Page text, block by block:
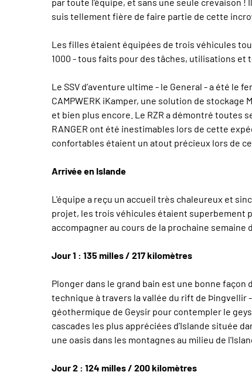
suis tellement fière de faire partie de cette
Les filles étaient équipées de trois véhicules
1000 - tous faits pour des tâches, utilisations et
Le SSV d’aventure ultime - le General - a été
CAMPWERK iKamper, une solution de
et bien plus encore. Le RZR a démontré toutes
RANGER ont été inestimables lors de cette
confortables étaient un atout précieux lors de ce
Arrivée en Islande
L'équipe a reçu un accueil très chaleureux et
projet, les trois véhicules étaient superbement
accompagner au cours de la prochaine semaine
Jour 1 : 135 milles / 217 kilomètres
Plonger dans le grand bain est une bonne
technique à travers la vallée du rift de Þingvellir
géothermique de Geysir pour contempler le
cascades les plus appréciées d'Islande située
une oasis dans les montagnes au milieu de
Jour 2 : 124 milles / 200 kilomètres